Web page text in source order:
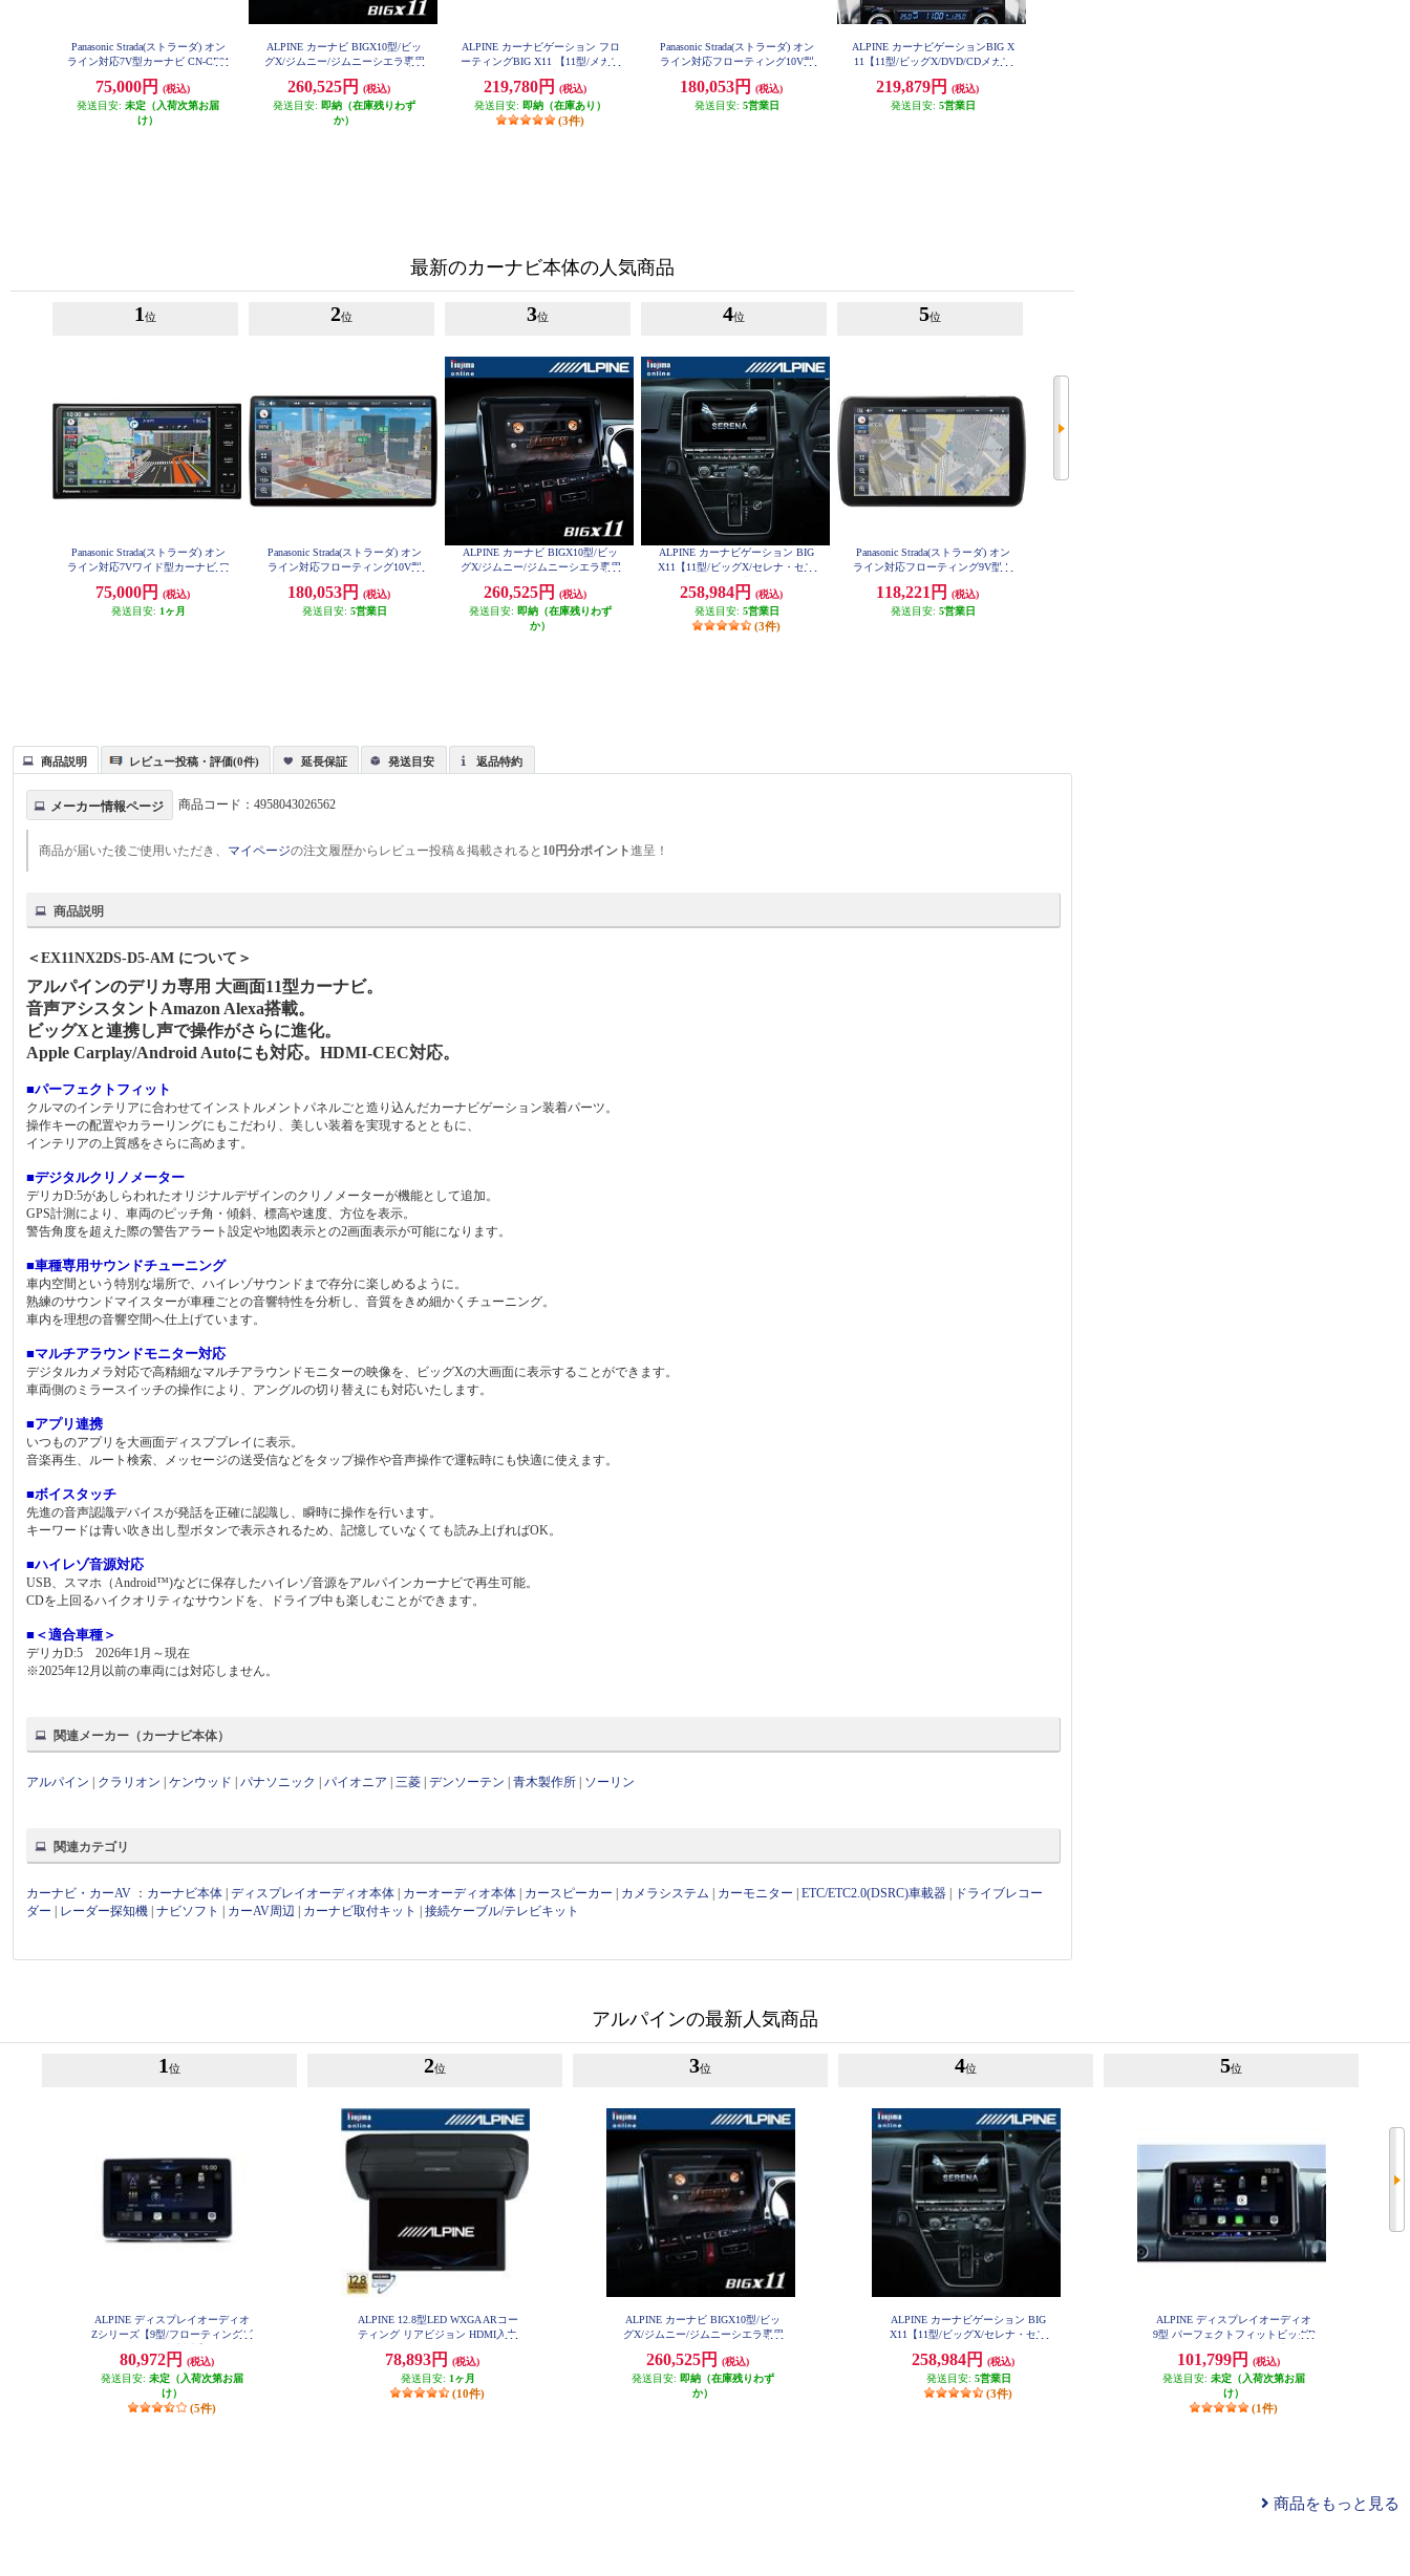
Panasonic Strada(ストラーダ) オン
ライン対応7V型カーナビ CN-CE01
75,000円
(税込)
発送目安: 未定（入荷次第お届
け）
ALPINE カーナビ BIGX10型/ビッ
グX/ジムニー/ジムニーシエラ専用
260,525円
(税込)
発送目安: 即納（在庫残りわず
か）
ALPINE カーナビゲーション フロ
ーティングBIG X11 【11型/メカレ
mazon Alexa搭載】 XF11NX2S
219,780円
(税込)
発送目安: 即納（在庫あり）
(3件)
Panasonic Strada(ストラーダ) オン
ライン対応フローティング10V型
180,053円
(税込)
発送目安: 5営業日
ALPINE カーナビゲーションBIG X
11【11型/ビッグX/DVD/CDメカレ
（30系）専用】 EX11NX2S-AV-30
219,879円
(税込)
発送目安: 5営業日
最新のカーナビ本体の人気商品
1 位
Panasonic Strada(ストラーダ) オン
ライン対応7Vワイド型カーナビ ワ
75,000円
(税込)
発送目安: 1ヶ月
2位
Panasonic Strada(ストラーダ) オン
ライン対応フローティング10V型
180,053円
(税込)
発送目安: 5営業日
3位
ALPINE カーナビ BIGX10型/ビッ
グX/ジムニー/ジムニーシエラ専用
260,525円
(税込)
発送目安: 即納（在庫残りわず
か）
4位
ALPINE カーナビゲーション BIG
X11【11型/ビッグX/セレナ・セレ
専用】 EX11NX2-SE-27-L-AM
258,984円
(税込)
発送目安: 5営業日
(3件)
5位
Panasonic Strada(ストラーダ) オン
ライン対応フローティング9V型カ
118,221円
(税込)
発送目安: 5営業日
商品説明 レビュー投稿・評価(0件) 延長保証 発送目安 返品特約
メーカー情報ページ 商品コード：4958043026562
商品が届いた後ご使用いただき、 マイページの注文履歴からレビュー投稿＆掲載されると 10円分ポイント進呈！
商品説明
＜EX11NX2DS-D5-AM について＞
アルパインのデリカ専用 大画面11型カーナビ。
音声アシスタントAmazon Alexa搭載。
ビッグXと連携し声で操作がさらに進化。
Apple Carplay/Android Autoにも対応。HDMI-CEC対応。
■パーフェクトフィット
クルマのインテリアに合わせてインストルメントパネルごと造り込んだカーナビゲーション装着パーツ。
操作キーの配置やカラーリングにもこだわり、美しい装着を実現するとともに、
インテリアの上質感をさらに高めます。
■デジタルクリノメーター
デリカD:5があしらわれたオリジナルデザインのクリノメーターが機能として追加。
GPS計測により、車両のピッチ角・傾斜、標高や速度、方位を表示。
警告角度を超えた際の警告アラート設定や地図表示との2画面表示が可能になります。
■車種専用サウンドチューニング
車内空間という特別な場所で、ハイレゾサウンドまで存分に楽しめるように。
熟練のサウンドマイスターが車種ごとの音響特性を分析し、音質をきめ細かくチューニング。
車内を理想の音響空間へ仕上げています。
■マルチアラウンドモニター対応
デジタルカメラ対応で高精細なマルチアラウンドモニターの映像を、ビッグXの大画面に表示することができます。
車両側のミラースイッチの操作により、アングルの切り替えにも対応いたします。
■アプリ連携
いつものアプリを大画面ディスププレイに表示。
音楽再生、ルート検索、メッセージの送受信などをタップ操作や音声操作で運転時にも快適に使えます。
■ボイスタッチ
先進の音声認識デバイスが発話を正確に認識し、瞬時に操作を行います。
キーワードは青い吹き出し型ボタンで表示されるため、記憶していなくても読み上げればOK。
■ハイレゾ音源対応
USB、スマホ（Android™)などに保存したハイレゾ音源をアルパインカーナビで再生可能。
CDを上回るハイクオリティなサウンドを、ドライブ中も楽しむことができます。
■＜適合車種＞
デリカD:5 2026年1月～現在
※2025年12月以前の車両には対応しません。
関連メーカー（カーナビ本体）
アルパイン クラリオン |ケンウッド |パナソニック |パイオニア |三菱 |デンソーテン |青木製作所 ソーリン
関連カテゴリ
カーナビ・カーAV ： カーナビ本体 |ディスプレイオーディオ本体 カーオーディオ本体 カースピーカー カメラシステム カーモニター |ETC/ETC2.0(DSRC)車載器
ドライブレコー
ダー
レーダー探知機 |ナビソフト カーAV周辺 カーナビ取付キット |接続ケーブル/テレビキット
アルパインの最新人気商品
1 位
ALPINE ディスプレイオーディオ
Zシリーズ【9型/フローティングビ
80,972円
(税込)
発送目安: 未定（入荷次第お届
け）
(5件)
2位
ALPINE 12.8型LED WXGA ARコー
ティング リアビジョン HDMI入力
78,893円
(税込)
発送目安: 1ヶ月
(10件)
3位
ALPINE カーナビ BIGX10型/ビッ
グX/ジムニー/ジムニーシエラ専用
260,525円
(税込)
発送目安: 即納（在庫残りわず
か）
4位
ALPINE カーナビゲーション BIG
X11【11型/ビッグX/セレナ・セレ
専用】 EX11NX2-SE-27-L-AM
258,984円
(税込)
発送目安: 5営業日
(3件)
5位
ALPINE ディスプレイオーディオ
9型 パーフェクトフィットビッグD
droidAuto AppleCarPlay PF9DA-JI-6
4
101,799円
(税込)
発送目安: 未定（入荷次第お届
け）
(1件)
商品をもっと見る